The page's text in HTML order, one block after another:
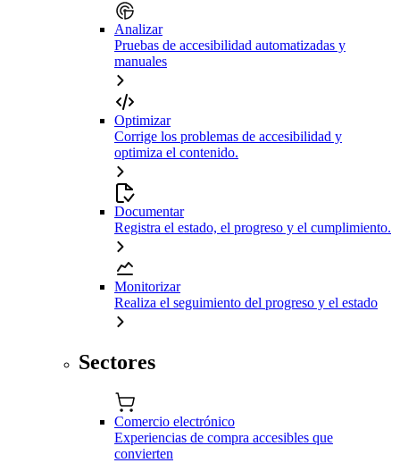
Analizar
Pruebas de accesibilidad automatizadas y
manuales
Optimizar
Corrige los problemas de accesibilidad y
optimiza el contenido.
Documentar
Registra el estado, el progreso y el cumplimiento.
Monitorizar
Realiza el seguimiento del progreso y el estado
Sectores
Comercio electrónico
Experiencias de compra accesibles que
convierten